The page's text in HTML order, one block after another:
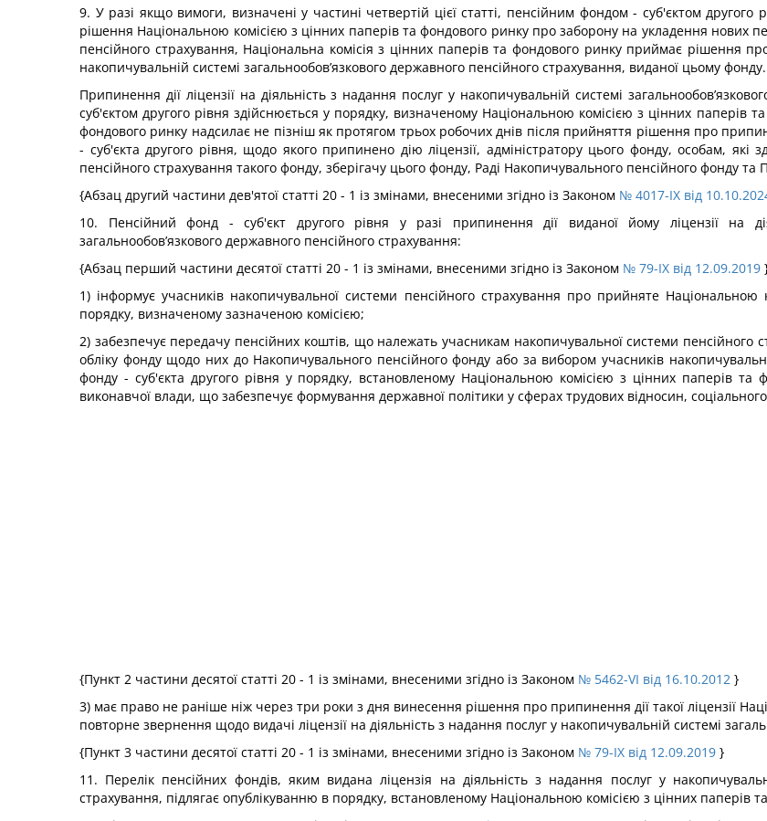
9. У разі якщо вимоги, визначені у частині четвертій цієї статті, пенсійним фондом - суб'єктом
рішення Національною комісією з цінних паперів та фондового ринку про заборону на укладення нових
пенсійного страхування, Національна комісія з цінних паперів та фондового ринку приймає рішення
накопичувальній системі загальнообов’язкового державного пенсійного страхування, виданої цьому фонду.
Припинення дії ліцензії на діяльність з надання послуг у накопичувальній системі
суб'єктом другого рівня здійснюється у порядку, визначеному Національною комісією з цінних паперів
фондового ринку надсилає не пізніш як протягом трьох робочих днів після прийняття рішення про
- суб'єкта другого рівня, щодо якого припинено дію ліцензії, адміністратору цього фонду, особам,
пенсійного страхування такого фонду, зберігачу цього фонду, Раді Накопичувального пенсійного фонду та
{Абзац другий частини дев'ятої статті 20 - 1 із змінами, внесеними згідно із Законом № 4017-IX від
10. Пенсійний фонд - суб'єкт другого рівня у разі припинення дії виданої йому ліцензії на
загальнообов’язкового державного пенсійного страхування:
{Абзац перший частини десятої статті 20 - 1 із змінами, внесеними згідно із Законом № 79-IX від 12.09.2019
1) інформує учасників накопичувальної системи пенсійного страхування про прийняте
порядку, визначеному зазначеною комісією;
2) забезпечує передачу пенсійних коштів, що належать учасникам накопичувальної системи пенсійного
обліку фонду щодо них до Накопичувального пенсійного фонду або за вибором учасників
фонду - суб'єкта другого рівня у порядку, встановленому Національною комісією з цінних паперів
виконавчої влади, що забезпечує формування державної політики у сферах трудових відносин,
{Пункт 2 частини десятої статті 20 - 1 із змінами, внесеними згідно із Законом № 5462-VI від 16.10.2012 }
3) має право не раніше ніж через три роки з дня винесення рішення про припинення дії такої ліцензії
повторне звернення щодо видачі ліцензії на діяльність з надання послуг у накопичувальній системі
{Пункт 3 частини десятої статті 20 - 1 із змінами, внесеними згідно із Законом № 79-IX від 12.09.2019 }
11. Перелік пенсійних фондів, яким видана ліцензія на діяльність з надання послуг у
страхування, підлягає опублікуванню в порядку, встановленому Національною комісією з цінних паперів